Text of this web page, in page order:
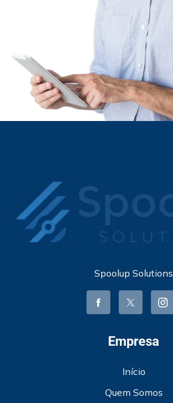
Spoolup Solutions
Empresa
Início
Quem Somos